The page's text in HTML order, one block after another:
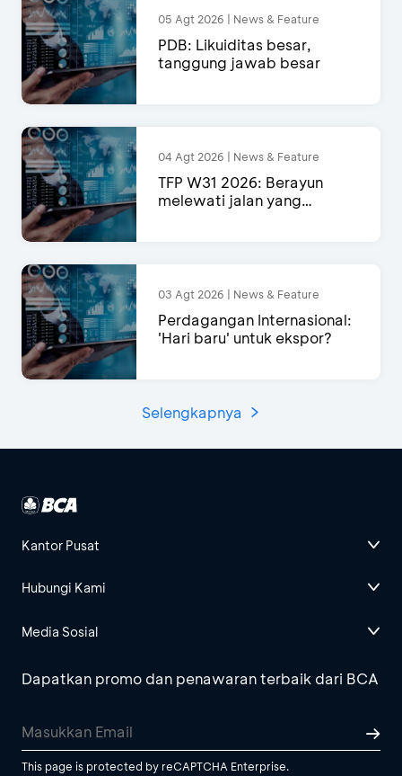
05 Agt 2026 | News & Feature
PDB: Likuiditas besar,
tanggung jawab besar
04 Agt 2026 | News & Feature
TFP W31 2026: Berayun
melewati jalan yang
03 Agt 2026 | News & Feature
Perdagangan Internasional:
'Hari baru' untuk ekspor?
Selengkapnya
Kantor Pusat
Hubungi Kami
Media Sosial
Dapatkan promo dan penawaran terbaik dari BCA
This page is protected by reCAPTCHA Enterprise.